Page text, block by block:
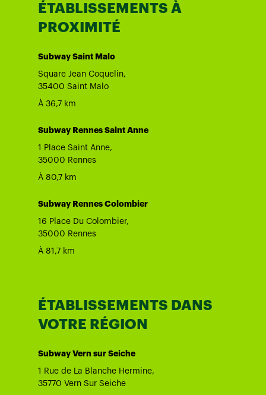
ÉTABLISSEMENTS À
PROXIMITÉ
Subway Saint Malo
Square Jean Coquelin,
35400 Saint Malo
À 36,7 km
Subway Rennes Saint Anne
1 Place Saint Anne,
35000 Rennes
À 80,7 km
Subway Rennes Colombier
16 Place Du Colombier,
35000 Rennes
À 81,7 km
ÉTABLISSEMENTS DANS
VOTRE RÉGION
Subway Vern sur Seiche
1 Rue de La Blanche Hermine,
35770 Vern Sur Seiche